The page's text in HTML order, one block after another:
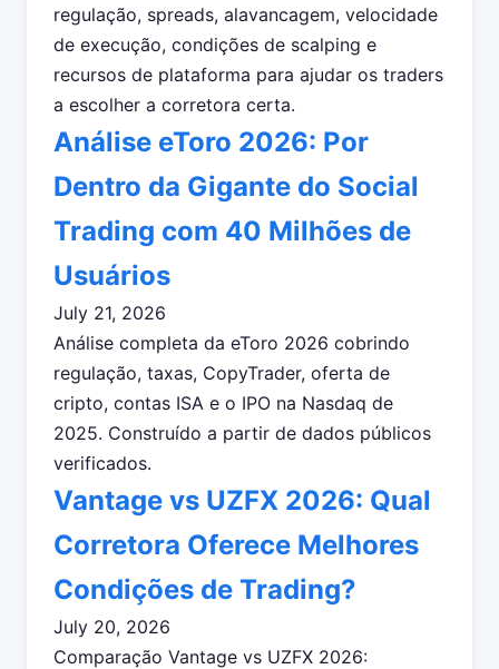
regulação, spreads, alavancagem, velocidade
de execução, condições de scalping e
recursos de plataforma para ajudar os traders
a escolher a corretora certa.
Análise eToro 2026: Por
Dentro da Gigante do Social
Trading com 40 Milhões de
Usuários
July 21, 2026
Análise completa da eToro 2026 cobrindo
regulação, taxas, CopyTrader, oferta de
cripto, contas ISA e o IPO na Nasdaq de
2025. Construído a partir de dados públicos
verificados.
Vantage vs UZFX 2026: Qual
Corretora Oferece Melhores
Condições de Trading?
July 20, 2026
Comparação Vantage vs UZFX 2026: